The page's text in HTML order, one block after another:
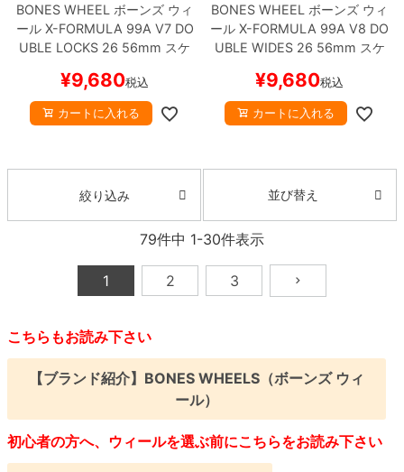
BONES WHEEL ボーンズ ウィ
ールX-FORMULA 99A V7 DO
UBLE LOCKS 26 56mm スケ
¥9,680税込
カートに入れる
BONES WHEEL ボーンズ ウィ
ール X-FORMULA 99A V8 DO
UBLE WIDES 26 56mm スケ
¥9,680税込
カートに入れる
絞り込み 並び替え
79件中 1-30件表示
1 2 3
こちらもお読み下さい
【ブランド紹介】BONES WHEELS（ボーンズ ウィ
ール）
初心者の方へ、ウィールを選ぶ前にこちらをお読み下さい